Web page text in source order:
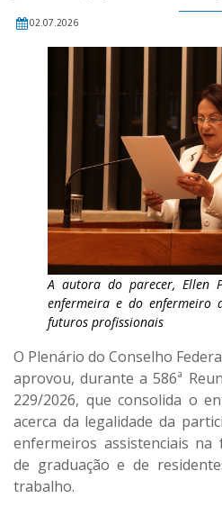
02.07.2026
A autora do parecer, Ellen
enfermeira e do enfermeiro
futuros profissionais
O Plenário do Conselho
aprovou, durante a 586ª
229/2026, que consolida o
acerca da legalidade da
enfermeiros assistenciais na
de graduação e de
trabalho.